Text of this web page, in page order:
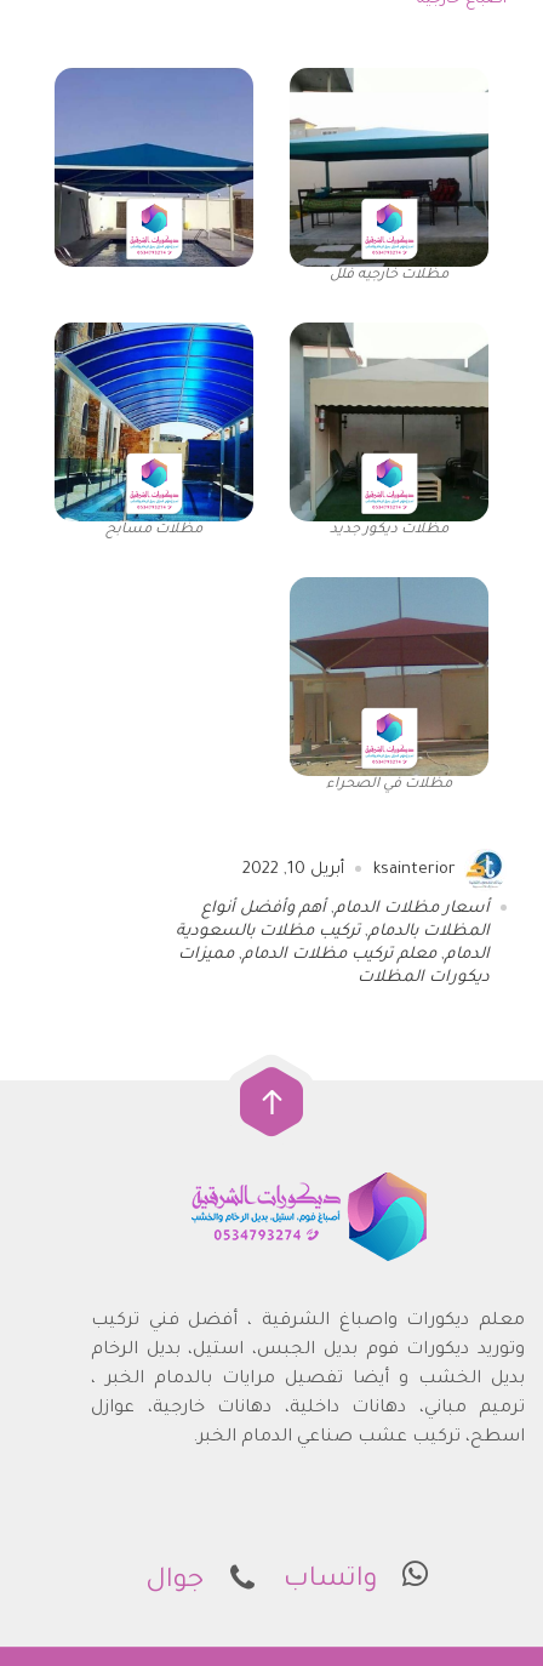
مظلات خارجيه فلل
مظلات ديكور جديد مظلات مسابح
مظلات في الصحراء
ksainterior أبريل 10, 2022
أسعار مظلات الدمام,أهم وأفضل أنواع
المظلات بالدمام,تركيب مظلات بالسعودية
الدمام,معلم تركيب مظلات الدمام,مميزات
ديكورات المظلات
معلم ديكورات واصباغ الشرقية ، أفضل فني تركيب
وتوريد ديكورات فوم بديل الجبس، استيل، بديل الرخام
بديل الخشب و أيضا تفصيل مرايات بالدمام الخبر ،
ترميم مباني، دهانات داخلية، دهانات خارجية، عوازل
اسطح، تركيب عشب صناعي الدمام الخبر.
واتساب جوال